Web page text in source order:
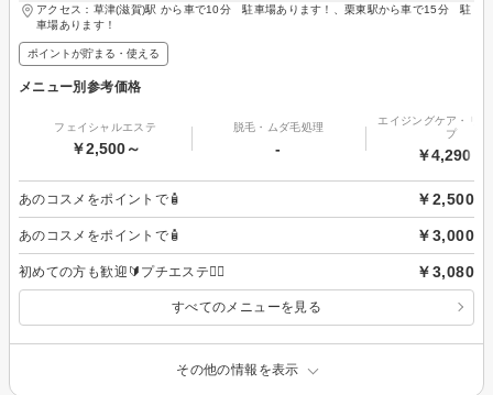
アクセス：草津(滋賀)駅 から車で10分 駐車場あります！、栗東駅から車で15分 駐
車場あります！
ポイントが貯まる・使える
メニュー別参考価格
フェイシャルエステ
￥2,500～
脱毛・ムダ毛処理
-
エイジングケア・リ
プ
￥4,290～
あのコスメをポイントで🧴 ￥2,500
あのコスメをポイントで🧴 ￥3,000
初めての方も歓迎🔰プチエステ💆‍♀️ ￥3,080
すべてのメニューを見る
その他の情報を表示